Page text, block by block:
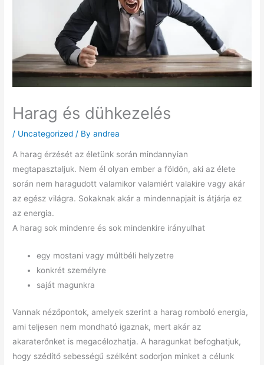
Harag és dühkezelés
/ Uncategorized / Byandrea
A harag érzését az életünk során mindannyian
megtapasztaljuk. Nem él olyan ember a földön, aki az élete
során nem haragudott valamikor valamiért valakire vagy akár
az egész világra. Sokaknak akár a mindennapjait is átjárja ez
az energia.
A harag sok mindenre és sok mindenkire irányulhat
egy mostani vagy múltbéli helyzetre
konkrét személyre
saját magunkra
Vannak nézőpontok, amelyek szerint a harag romboló energia,
ami teljesen nem mondható igaznak, mert akár az
akaraterőnket is megacélozhatja. A haragunkat befoghatjuk,
hogy szédítő sebességű szélként sodorjon minket a célunk